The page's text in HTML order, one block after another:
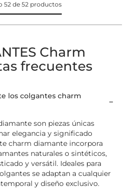
52 de 52 productos
Charm
frecuentes
los colgantes charm
son piezas únicas
elegancia y significado
charm diamante incorpora
naturales o sintéticos,
y versátil. Ideales para
se adaptan a cualquier
y diseño exclusivo.